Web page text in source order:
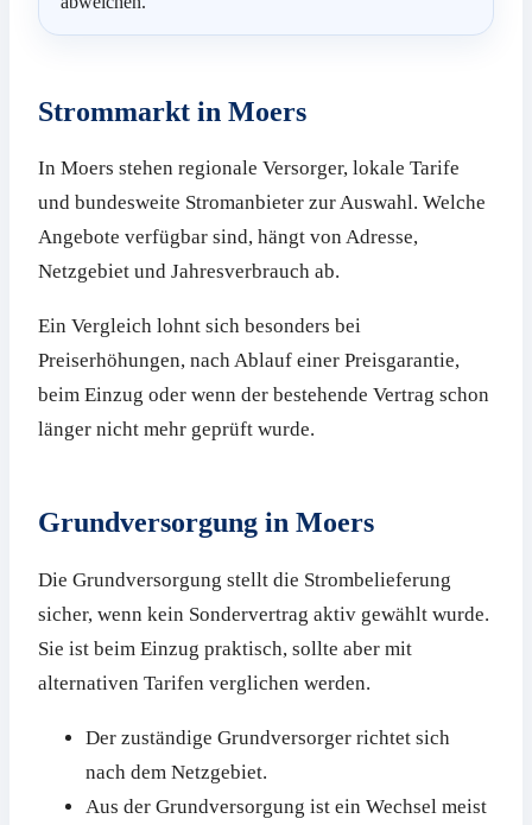
Strommarkt in Moers
In Moers stehen regionale Versorger, lokale Tarife
und bundesweite Stromanbieter zur Auswahl. Welche
Angebote verfügbar sind, hängt von Adresse,
Netzgebiet und Jahresverbrauch ab.
Ein Vergleich lohnt sich besonders bei
Preiserhöhungen, nach Ablauf einer Preisgarantie,
beim Einzug oder wenn der bestehende Vertrag schon
länger nicht mehr geprüft wurde.
Grundversorgung in Moers
Die Grundversorgung stellt die Strombelieferung
sicher, wenn kein Sondervertrag aktiv gewählt wurde.
Sie ist beim Einzug praktisch, sollte aber mit
alternativen Tarifen verglichen werden.
Der zuständige Grundversorger richtet sich
nach dem Netzgebiet.
Aus der Grundversorgung ist ein Wechsel meist